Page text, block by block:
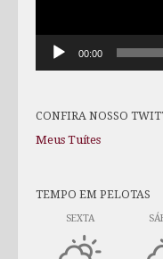
00:00
CONFIRA NOSSO
Meus Tuítes
TEMPO EM PELOTAS
SEXTA